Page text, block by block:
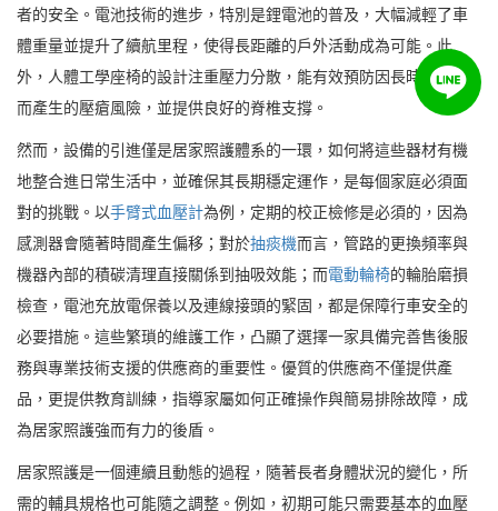
者的安全。電池技術的進步，特別是鋰電池的普及，大幅減輕了車
體重量並提升了續航里程，使得長距離的戶外活動成為可能。此
外，人體工學座椅的設計注重壓力分散，能有效預防因長時間坐姿
而產生的壓瘡風險，並提供良好的脊椎支撐。
然而，設備的引進僅是居家照護體系的一環，如何將這些器材有機
地整合進日常生活中，並確保其長期穩定運作，是每個家庭必須面
對的挑戰。以手臂式血壓計為例，定期的校正檢修是必須的，因為
感測器會隨著時間產生偏移；對於抽痰機而言，管路的更換頻率與
機器內部的積碳清理直接關係到抽吸效能；而電動輪椅的輪胎磨損
檢查，電池充放電保養以及連線接頭的緊固，都是保障行車安全的
必要措施。這些繁瑣的維護工作，凸顯了選擇一家具備完善售後服
務與專業技術支援的供應商的重要性。優質的供應商不僅提供產
品，更提供教育訓練，指導家屬如何正確操作與簡易排除故障，成
為居家照護強而有力的後盾。
居家照護是一個連續且動態的過程，隨著長者身體狀況的變化，所
需的輔具規格也可能隨之調整。例如，初期可能只需要基本的血壓